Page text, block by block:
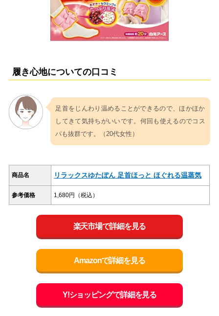
履き心地についての口コミ
足首をじんわり温めることができるので、ほかほか
してきて気持ちがいいです。何回も使えるのでコス
パも抜群です。（20代女性）
商品名 リラックスゆたぽん 足首ほっと ほぐれる温蒸気
参考価格 1,680円（税込）
楽天市場で詳細を見る
Amazonで詳細を見る
Y!ショッピングで詳細を見る